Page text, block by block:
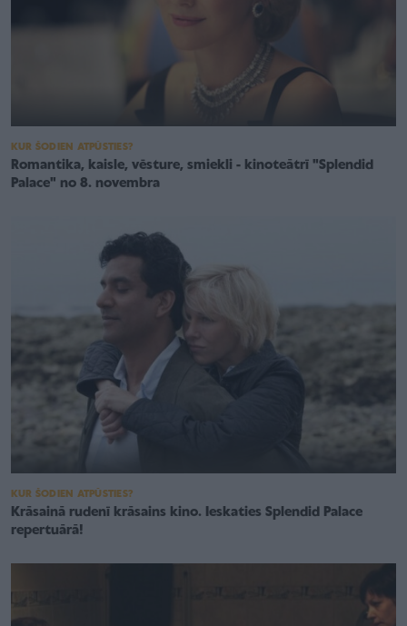
KUR ŠODIEN ATPŪSTIES?
Romantika, kaisle, vēsture, smiekli - kinoteātrī "Splendid
Palace" no 8. novembra
KUR ŠODIEN ATPŪSTIES?
Krāsainā rudenī krāsains kino. Ieskaties Splendid Palace
repertuārā!